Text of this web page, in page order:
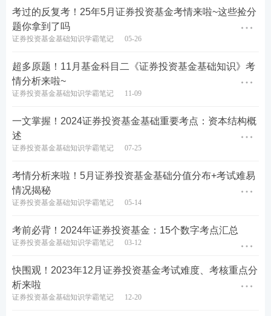
考过的反复考！25年5月证券投资基金考情来啦~这些捡分
题你拿到了吗
证券投资基金基础知识学霸笔记 05-26
超多原题！11月基金科目二《证券投资基金基础知识》考
情分析来啦~
证券投资基金基础知识学霸笔记 11-09
一文掌握！2024证券投资基金基础重要考点：资本结构概
述
证券投资基金基础知识学霸笔记 07-25
考情分析来啦！5月证券投资基金基础分值分布+考试难易
情况揭秘
证券投资基金基础知识学霸笔记 05-14
考前必背！2024年证券投资基金：15个数字考点汇总
证券投资基金基础知识学霸笔记 03-12
快围观！2023年12月证券投资基金考试难度、考核重点分
析来啦
证券投资基金基础知识学霸笔记 12-20